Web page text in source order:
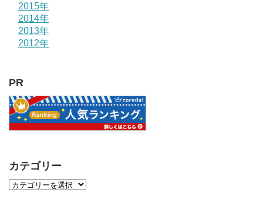
2015年
2014年
2013年
2012年
PR
カテゴリー